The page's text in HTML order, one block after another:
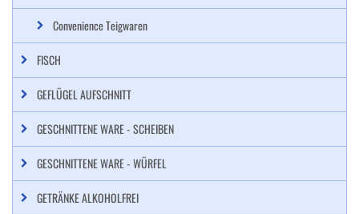
Convenience Teigwaren
FISCH
GEFLÜGEL AUFSCHNITT
GESCHNITTENE WARE - SCHEIBEN
GESCHNITTENE WARE - WÜRFEL
GETRÄNKE ALKOHOLFREI